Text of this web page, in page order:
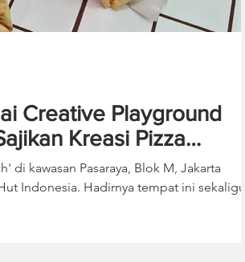
Creative Playground
Kreasi Pizza
di kawasan Pasaraya, Blok M, Jakarta
Indonesia. Hadirnya tempat ini sekaligus